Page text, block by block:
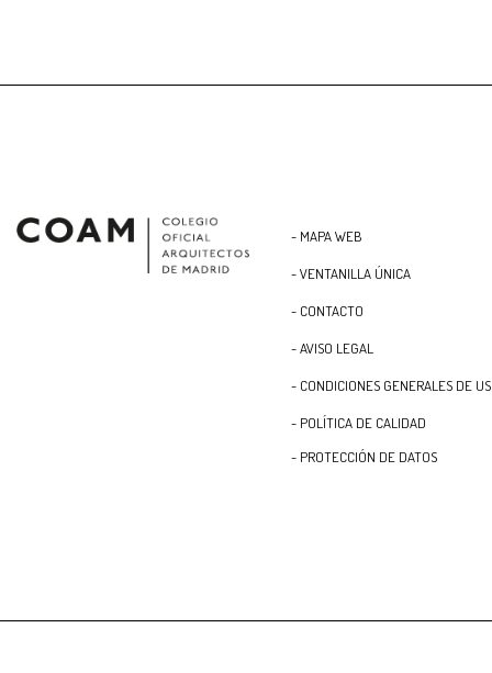
- MAPA WEB
- VENTANILLA ÚNICA
- CONTACTO
- AVISO LEGAL
- CONDICIONES GENERALES DE
- POLÍTICA DE CALIDAD
- PROTECCIÓN DE DATOS